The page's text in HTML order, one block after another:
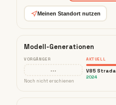
Meinen Standort nutzen
Modell-Generationen
VORGÄNGER
···
Noch nicht erschienen
AKTUELL
V85 Strada
2024